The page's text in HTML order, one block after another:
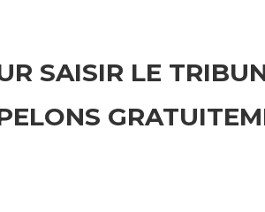
SAISIR LE